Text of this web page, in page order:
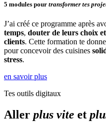
5 modules pour transformer tes
J’ai créé ce programme après
temps, douter de leurs choix
clients. Cette formation te
pour concevoir des cuisines
stress.
en savoir plus
Tes outils digitaux
Aller plus vite et